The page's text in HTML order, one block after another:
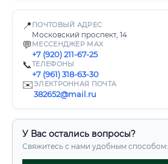
📍 ПОЧТОВЫЙ АДРЕС
Московский проспект, 14
💬 МЕССЕНДЖЕР MAX
+7 (920) 211-67-25
📞ТЕЛЕФОНЫ
+7 (961) 318-63-30
✉️ЭЛЕКТРОННАЯ ПОЧТА
382652@mail.ru
У Вас остались вопросы?
Свяжитесь с нами удобным способом: